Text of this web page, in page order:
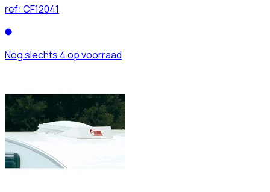
ref: CF12041
Nog slechts 4 op voorraad